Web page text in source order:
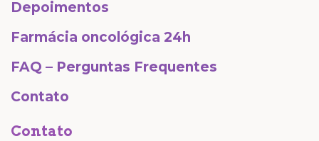
Depoimentos
Farmácia oncológica 24h
FAQ – Perguntas Frequentes
Contato
Contato